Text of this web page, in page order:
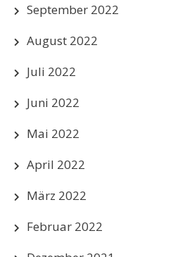
September 2022
August 2022
Juli 2022
Juni 2022
Mai 2022
April 2022
März 2022
Februar 2022